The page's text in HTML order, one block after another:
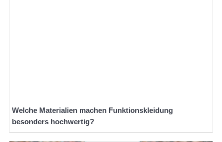
Welche Materialien machen Funktionskleidung
besonders hochwertig?